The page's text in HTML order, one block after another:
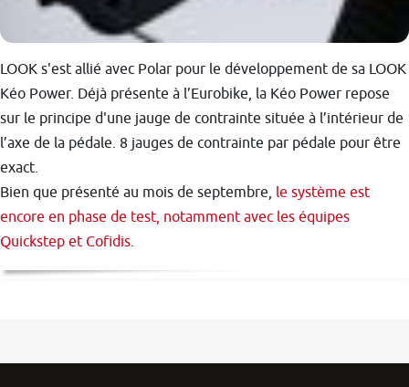
LOOK s'est allié avec Polar pour le développement de sa LOOK
Kéo Power. Déjà présente à l’Eurobike, la Kéo Power repose
sur le principe d'une jauge de contrainte située à l’intérieur de
l’axe de la pédale. 8 jauges de contrainte par pédale pour être
exact.
Bien que présenté au mois de septembre, le système est
encore en phase de test, notamment avec les équipes
Quickstep et Cofidis.